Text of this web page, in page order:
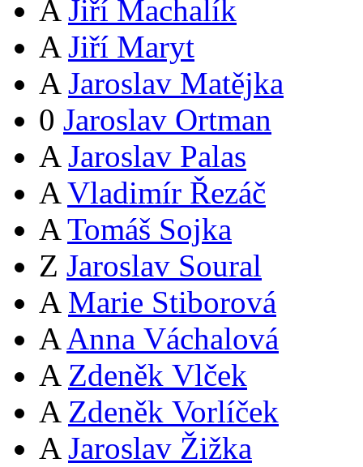
A Jiří Machalík
A Jiří Maryt
A Jaroslav Matějka
0 Jaroslav Ortman
A Jaroslav Palas
A Vladimír Řezáč
A Tomáš Sojka
Z Jaroslav Soural
A Marie Stiborová
A Anna Váchalová
A Zdeněk Vlček
A Zdeněk Vorlíček
A Jaroslav Žižka